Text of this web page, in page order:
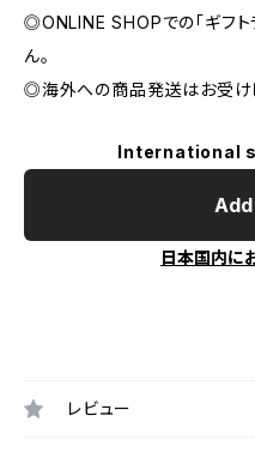
◎ONLINE SHOPでの「ギフト
ん。
◎海外への商品発送はお受け
International
日本国内に
レビュー